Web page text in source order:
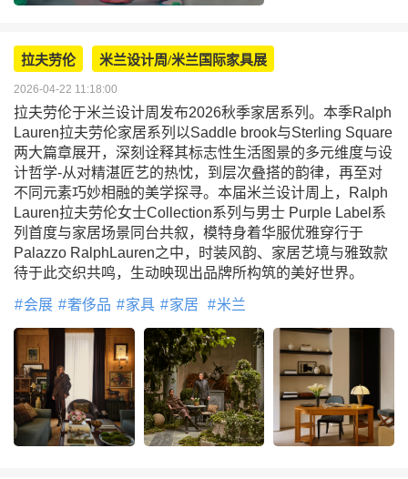
拉夫劳伦 米兰设计周/米兰国际家具展
2026-04-22 11:18:00
拉夫劳伦于米兰设计周发布2026秋季家居系列。本季Ralph
Lauren拉夫劳伦家居系列以Saddle brook与Sterling Square
两大篇章展开，深刻诠释其标志性生活图景的多元维度与设
计哲学-从对精湛匠艺的热忱，到层次叠搭的韵律，再至对
不同元素巧妙相融的美学探寻。本届米兰设计周上，Ralph
Lauren拉夫劳伦女士Collection系列与男士 Purple Label系
列首度与家居场景同台共叙，模特身着华服优雅穿行于
Palazzo RalphLauren之中，时装风韵、家居艺境与雅致款
待于此交织共鸣，生动映现出品牌所构筑的美好世界。
会展 奢侈品 家具 家居 米兰